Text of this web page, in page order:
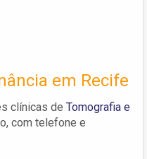
em Recife
clínicas de Tomografia e
com telefone e